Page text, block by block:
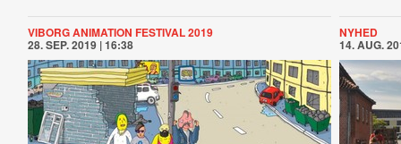
VIBORG ANIMATION FESTIVAL 2019
28. SEP. 2019 | 16:38
NYHED
14. AUG.